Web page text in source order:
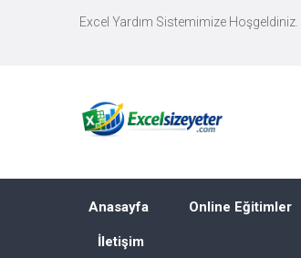
Excel Yardım Sistemimize Hoşgeldiniz.
Anasayfa Online Eğitimler
İletişim